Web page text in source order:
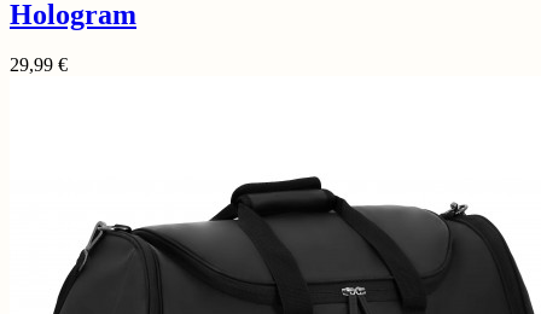
Hologram
29,99 €